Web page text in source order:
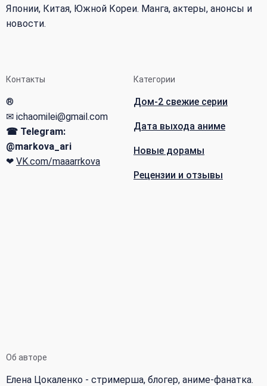
Японии, Китая, Южной Кореи. Манга, актеры, анонсы и
новости.
Контакты
®
✉ ichaomilei@gmail.com
☎ Telegram:
@markova_ari
❤ VK.com/maaarrkova
Категории
Дом-2 свежие серии
Дата выхода аниме
Новые дорамы
Рецензии и отзывы
Об авторе
Елена Цокаленко - стримерша, блогер, аниме-фанатка.